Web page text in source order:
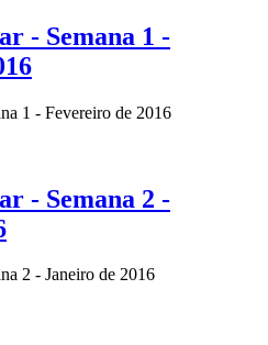
- Semana 1 -
1 - Fevereiro de 2016
- Semana 2 -
2 - Janeiro de 2016